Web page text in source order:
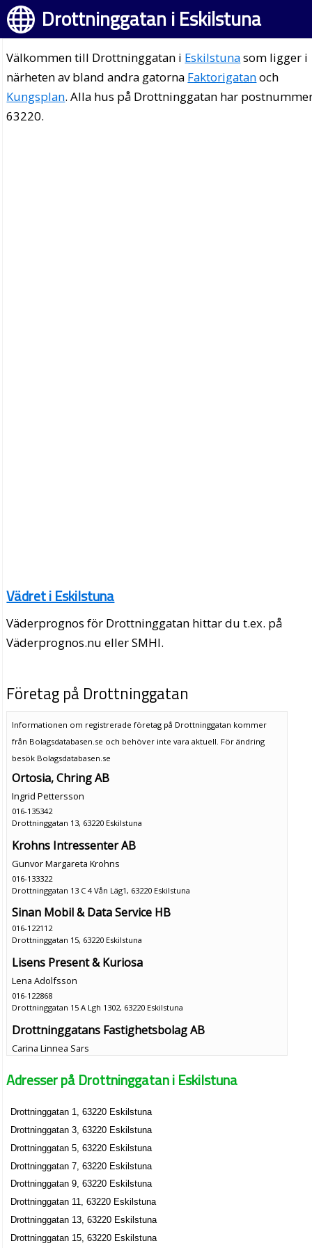
Drottninggatan i Eskilstuna
Välkommen till Drottninggatan i Eskilstunasom ligger i
närheten av bland andra gatorna Faktorigatanoch
Kungsplan. Alla hus på Drottninggatan har
63220.
Vädret i Eskilstuna
Väderprognos för Drottninggatan hittar du t.ex. på
Väderprognos.nu eller SMHI.
Företag på Drottninggatan
Informationen om registrerade företag på Drottninggatan kommer
från Bolagsdatabasen.se och behöver inte vara aktuell. För ändring
besök Bolagsdatabasen.se
Ortosia, Chring AB
Ingrid Pettersson
016-135342
Drottninggatan 13, 63220 Eskilstuna
Krohns Intressenter AB
Gunvor Margareta Krohns
016-133322
Drottninggatan 13 C 4 Vån Läg1, 63220 Eskilstuna
Sinan Mobil & Data Service HB
016-122112
Drottninggatan 15, 63220 Eskilstuna
Lisens Present & Kuriosa
Lena Adolfsson
016-122868
Drottninggatan 15 A Lgh 1302, 63220 Eskilstuna
Drottninggatans Fastighetsbolag AB
Carina Linnea Sars
Drottninggatan 15 B, 63220 Eskilstuna
Carina Linnea Sars
Drottninggatan 15 B, 63220 Eskilstuna
Isaks Trafikskola
Khalid Ishak
016-515141
Drottninggatan 15 B 1tr, 63220 Eskilstuna
Trycksaksbyrån i Sörmland AB
Adresser på Drottninggatan i Eskilstuna
Drottninggatan 1, 63220 Eskilstuna
Drottninggatan 3, 63220 Eskilstuna
Drottninggatan 5, 63220 Eskilstuna
Drottninggatan 7, 63220 Eskilstuna
Drottninggatan 9, 63220 Eskilstuna
Drottninggatan 11, 63220 Eskilstuna
Drottninggatan 13, 63220 Eskilstuna
Drottninggatan 15, 63220 Eskilstuna